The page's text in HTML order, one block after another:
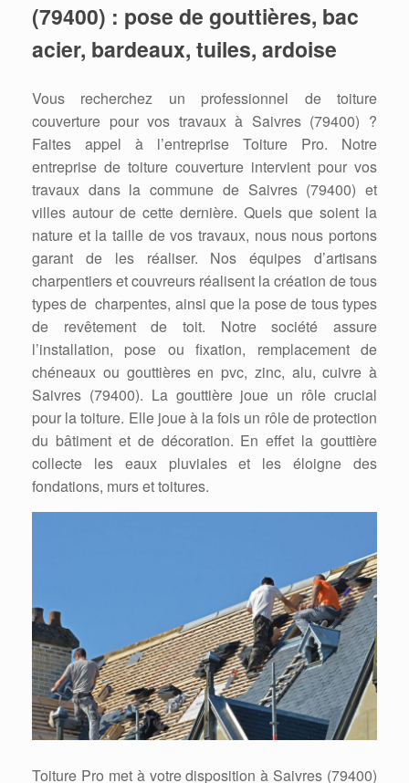
(79400) : pose de gouttières, bac
acier, bardeaux, tuiles, ardoise
Vous recherchez un professionnel de toiture
couverture pour vos travaux à Saivres (79400) ?
Faites appel à l’entreprise Toiture Pro. Notre
entreprise de toiture couverture intervient pour vos
travaux dans la commune de Saivres (79400) et
villes autour de cette dernière. Quels que soient la
nature et la taille de vos travaux, nous nous portons
garant de les réaliser. Nos équipes d’artisans
charpentiers et couvreurs réalisent la création de tous
types de charpentes, ainsi que la pose de tous types
de revêtement de toit. Notre société assure
l’installation, pose ou fixation, remplacement de
chéneaux ou gouttières en pvc, zinc, alu, cuivre à
Saivres (79400). La gouttière joue un rôle crucial
pour la toiture. Elle joue à la fois un rôle de protection
du bâtiment et de décoration. En effet la gouttière
collecte les eaux pluviales et les éloigne des
fondations, murs et toitures.
Toiture Pro met à votre disposition à Saivres (79400)